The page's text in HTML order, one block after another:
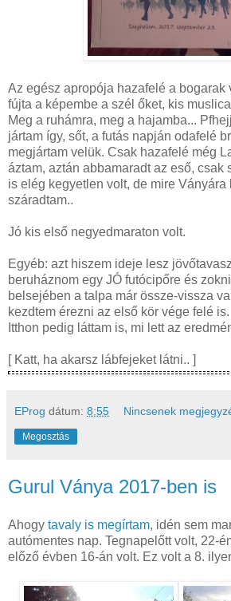
Az egész apropója hazafelé a bogarak
fújta a képembe a szél őket, kis
Meg a ruhámra, meg a hajamba...
jártam így, sőt, a futás napján odafelé
megjártam velük. Csak hazafelé még
áztam, aztán abbamaradt az eső, csak
is elég kegyetlen volt, de mire Ványára
száradtam..
Jó kis első negyedmaraton volt.
Egyéb: azt hiszem ideje lesz
beruháznom egy JÓ futócipőre és
belsejében a talpa már össze-vissza
kezdtem érezni az első kör vége felé is.
Itthon pedig láttam is, mi lett az
[ Katt, ha akarsz lábfejeket látni.. ]
EProg dátum: 8:55 Nincsenek
Megosztás
Gurul Ványa 2017-ben is
Ahogy tavaly is megírtam, idén sem
autómentes nap. Tegnapelőtt volt, 22-
előző évben 16-án volt. Ez volt a 8.